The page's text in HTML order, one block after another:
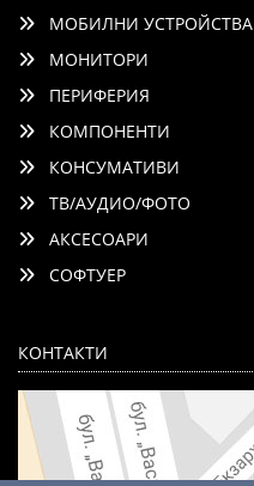
МОБИЛНИ УСТРОЙСТВА
МОНИТОРИ
ПЕРИФЕРИЯ
КОМПОНЕНТИ
КОНСУМАТИВИ
ТВ/АУДИО/ФОТО
АКСЕСОАРИ
СОФТУЕР
КОНТАКТИ